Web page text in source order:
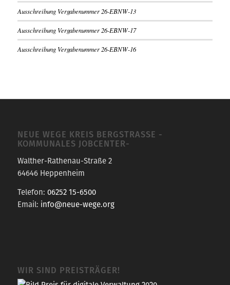
Ausschreibung Vergabenummer 26-EBNW-13
Ausschreibung Vergabenummer 26-EBNW-17
Ausschreibung Vergabenummer 26-EBNW-16
NEUE WEGE KREIS BERGSTRASSE -K
OMMUNALES JOBCENTER-
Walther-Rathenau-Straße 2
64646 Heppenheim
Telefon: 06252 15-6500
Email: info@neue-wege.org
WIR SIND PREISTRÄGER!